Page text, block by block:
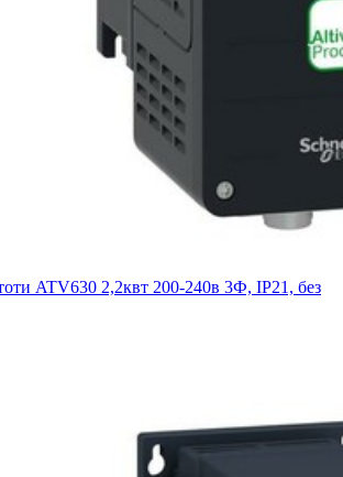
ATV630 2,2квт 200-240в 3Ф, IP21, без